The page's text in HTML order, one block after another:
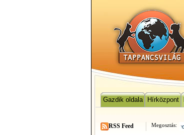
Gazdik oldala Hírközpont
Megosztás:
RSS Feed